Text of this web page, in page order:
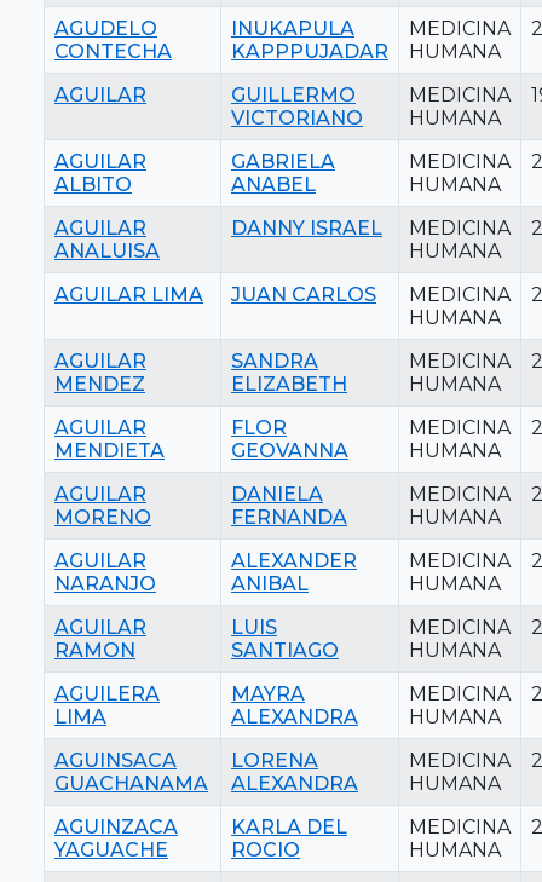
AGUDELO
CONTECHA
INUKAPULA
KAPPPUJADAR
MEDICINA
HUMANA
AGUILAR
GUILLERMO
VICTORIANO
MEDICINA
HUMANA
AGUILAR
ALBITO
GABRIELA
ANABEL
MEDICINA
HUMANA
AGUILAR
ANALUISA
DANNY ISRAEL
MEDICINA
HUMANA
AGUILAR LIMA JUAN CARLOS
MEDICINA
HUMANA
AGUILAR
MENDEZ
SANDRA
ELIZABETH
MEDICINA
HUMANA
AGUILAR
MENDIETA
FLOR
GEOVANNA
MEDICINA
HUMANA
AGUILAR
MORENO
DANIELA
FERNANDA
MEDICINA
HUMANA
AGUILAR
NARANJO
ALEXANDER
ANIBAL
MEDICINA
HUMANA
AGUILAR
RAMON
LUIS
SANTIAGO
MEDICINA
HUMANA
AGUILERA
LIMA
MAYRA
ALEXANDRA
MEDICINA
HUMANA
AGUINSACA
GUACHANAMA
LORENA
ALEXANDRA
MEDICINA
HUMANA
AGUINZACA
YAGUACHE
KARLA DEL
ROCIO
MEDICINA
HUMANA